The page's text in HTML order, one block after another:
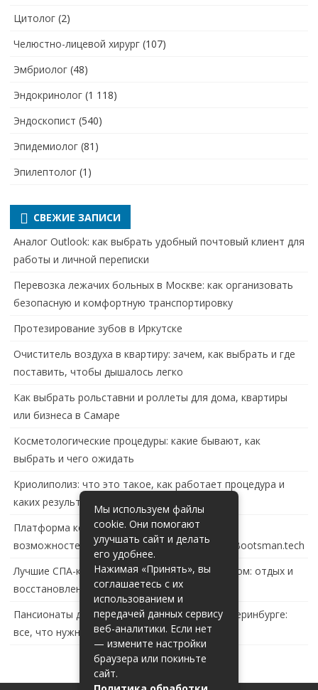
Цитолог (2)
Челюстно-лицевой хирург (107)
Эмбриолог (48)
Эндокринолог (1 118)
Эндоскопист (540)
Эпидемиолог (81)
Эпилептолог (1)
СВЕЖИЕ ЗАПИСИ
Аналог Outlook: как выбрать удобный почтовый клиент для
работы и личной переписки
Перевозка лежачих больных в Москве: как организовать
безопасную и комфортную транспортировку
Протезирование зубов в Иркутске
Очиститель воздуха в квартиру: зачем, как выбрать и где
поставить, чтобы дышалось легко
Как выбрать рольставни и роллеты для дома, квартиры
или бизнеса в Самаре
Косметологические процедуры: какие бывают, как
выбрать и чего ожидать
Криолиполиз: что это такое, как работает процедура и
каких результатов ждать
Платформа контейнеризации в России: обзор
возможностей и перспектив развития сайта Bootsman.tech
Лучшие СПА-комплексы в Тольятти с бассейном: отдых и
восстановление за городом
Пансионаты для пожилых с деменцией в Екатеринбурге:
все, что нужно знать
Мы используем файлы
cookie. Они помогают
улучшать сайт и делать
его удобнее.
Нажимая «Принять», вы
соглашаетесь с их
использованием и
передачей данных сервису
веб-аналитики. Если нет
— измените настройки
браузера или покиньте
сайт.